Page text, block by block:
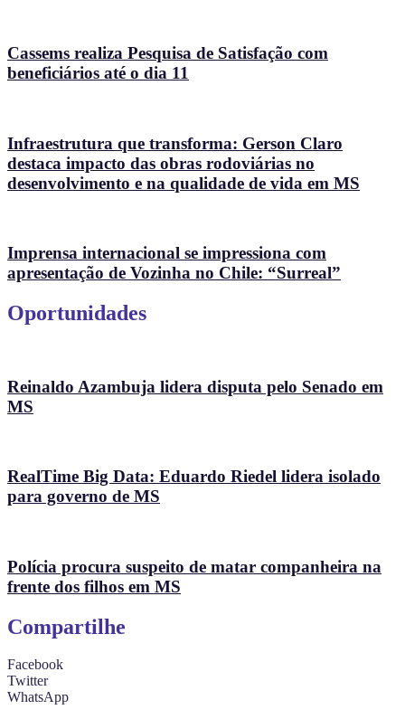
Cassems realiza Pesquisa de Satisfação com
beneficiários até o dia 11
Infraestrutura que transforma: Gerson Claro
destaca impacto das obras rodoviárias no
desenvolvimento e na qualidade de vida em MS
Imprensa internacional se impressiona com
apresentação de Vozinha no Chile: “Surreal”
Oportunidades
Reinaldo Azambuja lidera disputa pelo Senado em
MS
RealTime Big Data: Eduardo Riedel lidera isolado
para governo de MS
Polícia procura suspeito de matar companheira na
frente dos filhos em MS
Compartilhe
Facebook
Twitter
WhatsApp